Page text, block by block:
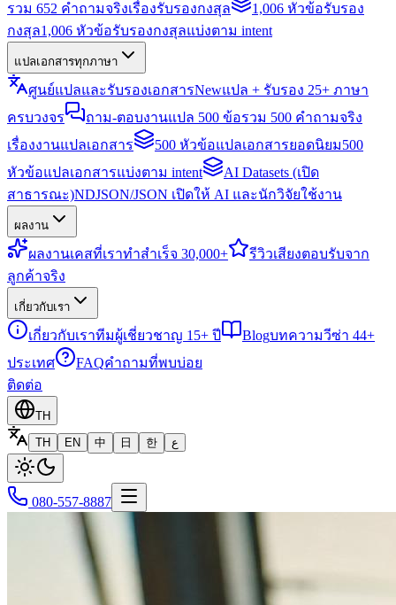
รวม 652 คำถามจริงเรื่องรับรองกงสุล
1,006 หัวข้อรับรอง
กงสุล1,006 หัวข้อรับรองกงสุลแบ่งตาม intent
แปลเอกสารทุกภาษา
ศูนย์แปลและรับรองเอกสารNewแปล + รับรอง 25+ ภาษา
ครบวงจร
ถาม-ตอบงานแปล 500 ข้อรวม 500 คำถามจริง
เรื่องงานแปลเอกสาร
500 หัวข้อแปลเอกสารยอดนิยม500
หัวข้อแปลเอกสารแบ่งตาม intent
AI Datasets (เปิด
สาธารณะ)NDJSON/JSON เปิดให้ AI และนักวิจัยใช้งาน
ผลงาน
ผลงานเคสที่เราทำสำเร็จ 30,000+ รีวิวเสียงตอบรับจาก
ลูกค้าจริง
เกี่ยวกับเรา
เกี่ยวกับเราทีมผู้เชี่ยวชาญ 15+ ปี Blogบทความวีซ่า 44+
ประเทศ
FAQคำถามที่พบบ่อย
ติดต่อ
TH
TH
EN 中 日 한 ع
080-557-8887